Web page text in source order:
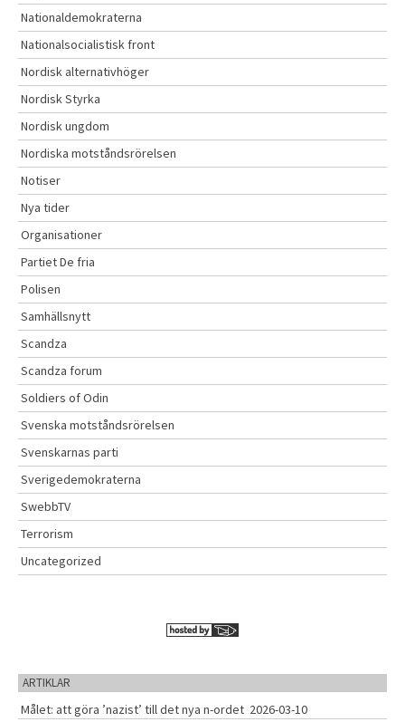
Nationaldemokraterna
Nationalsocialistisk front
Nordisk alternativhöger
Nordisk Styrka
Nordisk ungdom
Nordiska motståndsrörelsen
Notiser
Nya tider
Organisationer
Partiet De fria
Polisen
Samhällsnytt
Scandza
Scandza forum
Soldiers of Odin
Svenska motståndsrörelsen
Svenskarnas parti
Sverigedemokraterna
SwebbTV
Terrorism
Uncategorized
ARTIKLAR
Målet: att göra ’nazist’ till det nya n-ordet 2026-03-10